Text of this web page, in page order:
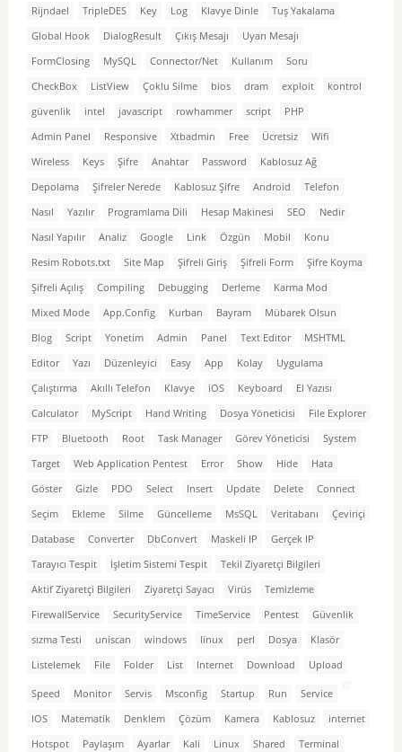
Rijndael
TripleDES Key Log Klavye Dinle
Tuş Yakalama
Global Hook
DialogResult Çıkış Mesajı
Uyarı Mesajı
FormClosing
MySQL Connector/Net Kullanım
Soru
CheckBox
ListView Çoklu Silme bios dram exploit
kontrol
güvenlik
intel javascript rowhammer script
PHP
Admin Panel
Responsive Xtbadmin Free Ücretsiz
Wifi
Wireless
Keys Şifre Anahtar Password
Kablosuz Ağ
Depolama
Şifreler Nerede Kablosuz Şifre Android
Telefon
Nasıl
Yazılır Programlama Dili Hesap Makinesi SEO
Nedir
Nasıl Yapılır
Analiz Google Link Özgün Mobil
Konu
Resim Robots.txt
Site Map Şifreli Giriş Şifreli Form
Şifre Koyma
Şifreli Açılış
Compiling Debugging Derleme
Karma Mod
Mixed Mode
App.Config Kurban Bayram
Mübarek Olsun
Blog
Script Yonetim Admin Panel Text Editor
MSHTML
Editor
Yazı Düzenleyici Easy App Kolay
Uygulama
Çalıştırma
Akıllı Telefon Klavye iOS Keyboard
El Yazısı
Calculator
MyScript Hand Writing Dosya Yöneticisi
File Explorer
FTP
Bluetooth Root Task Manager Görev Yöneticisi
System
Target
Web Application Pentest Error Show Hide
Hata
Göster
Gizle PDO Select Insert Update Delete
Connect
Seçim
Ekleme Silme Güncelleme MsSQL Veritabanı
Çeviriçi
Database
Converter DbConvert Maskeli IP
Gerçek IP
Tarayıcı Tespit
İşletim Sistemi Tespit
Tekil Ziyaretçi Bilgileri
Aktif Ziyaretçi Bilgileri
Ziyaretçi Sayacı Virüs
Temizleme
FirewallService
SecurityService TimeService Pentest
Güvenlik
sızma Testi
uniscan windows linux perl Dosya
Klasör
Listelemek
File Folder List Internet Download Upload
Speed Monitor Servis Msconfig Startup Run
Service
IOS
Matematik Denklem Çözüm Kamera Kablosuz
internet
Hotspot
Paylaşım Ayarlar Kali Linux Shared
Terminal